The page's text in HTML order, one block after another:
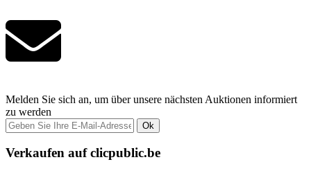
Melden Sie sich an, um über unsere nächsten Auktionen informiert
zu werden
Ok
Verkaufen auf clicpublic.be